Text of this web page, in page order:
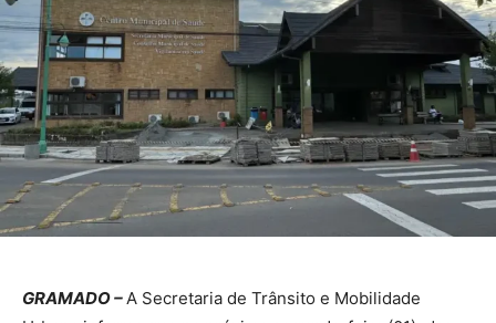
GRAMADO – A Secretaria de Trânsito e Mobilidade